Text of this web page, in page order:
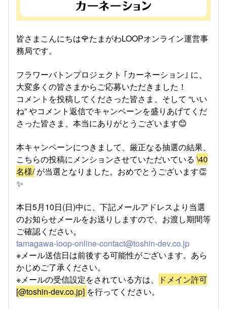
皆さまこんにちは🌹たまがわLOOPオンライン運営事
務局です。
フラワーバトンプロジェクト ｢カーネーション｣ に、
大変多くの皆さまからご応募いただきました！
​コメントを投稿してくださった皆さま、そして “いい
ね” やコメント返信でキャンペーンを盛りあげてくだ
さった皆さま、本当にありがとうございます😊​
本キャンペーンにつきまして、厳正なる抽選の結果、
こちらの投稿にメンションさせていただいている \40
名様/が当選となりました。おめでとうございます👏
✨
本日5月10日(日)中に、下記メールアドレスより当選
のお知らせメールをお送りしますので、お渡し期間等
ご確認ください。
tamagawa-loop-online-contact@toshin-dev.co.jp
※メール送信日は前後する可能性がございます。あら
かじめご了承ください。
※メールの受信設定をされている方は、
ドメイン許可
[@toshin-dev.co.jp] を行ってください。